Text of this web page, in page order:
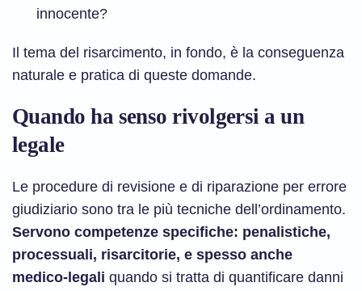
innocente?
Il tema del risarcimento, in fondo, è la conseguenza
naturale e pratica di queste domande.
Quando ha senso rivolgersi a un
legale
Le procedure di revisione e di riparazione per errore
giudiziario sono tra le più tecniche dell’ordinamento.
Servono competenze specifiche: penalistiche,
processuali, risarcitorie, e spesso anche
medico-legali quando si tratta di quantificare danni